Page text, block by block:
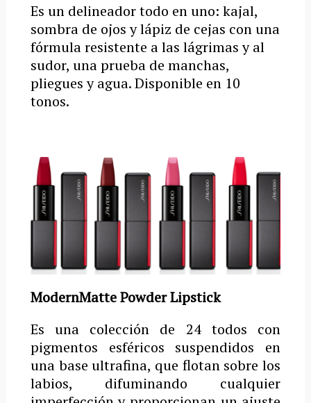
Es un delineador todo en uno: kajal,
sombra de ojos y lápiz de cejas con una
fórmula resistente a las lágrimas y al
sudor, una prueba de manchas,
pliegues y agua.Disponible en 10
tonos.
ModernMatte Powder Lipstick
Es una colección de 24 todos con
pigmentos esféricos suspendidos en
una base ultrafina, que flotan sobre los
labios, difuminando cualquier